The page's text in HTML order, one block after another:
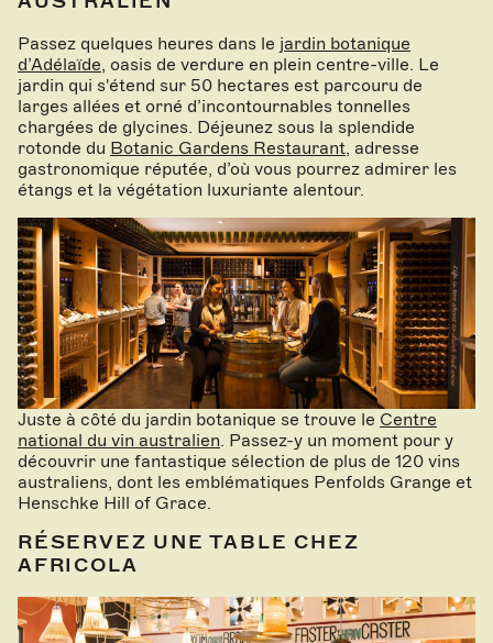
Passez quelques heures dans le jardin botanique
d’Adélaïde, oasis de verdure en plein centre-ville. Le
jardin qui s'étend sur 50 hectares est parcouru de
larges allées et orné d’incontournables tonnelles
chargées de glycines. Déjeunez sous la splendide
rotonde du Botanic Gardens Restaurant, adresse
gastronomique réputée, d’où vous pourrez admirer les
étangs et la végétation luxuriante alentour.
Juste à côté du jardin botanique se trouve le Centre
national du vin australien. Passez-y un moment pour y
découvrir une fantastique sélection de plus de 120 vins
australiens, dont les emblématiques Penfolds Grange et
Henschke Hill of Grace.
RÉSERVEZ UNE TABLE CHEZ
AFRICOLA